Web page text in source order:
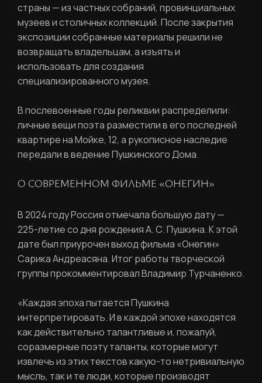
страны — из частных собраний, провинциальных
музеев и столичных коллекций. После закрытия
экспозиции собранные материалы решили не
возвращать владельцам, а изъять и
использовать для создания
специализированного музея.
В послевоенные годы реликвии распределили:
личные вещи поэта разместили в его последней
квартире на Мойке, 12, а рукописное наследие
передали в ведение Пушкинского Дома.
О СОВРЕМЕННОМ ФИЛЬМЕ «ОНЕГИН»
В 2024 году Россия отмечала большую дату —
225-летие со дня рождения А. С. Пушкина. К этой
дате был приурочен выход фильма «Онегин»
Сарика Андреасяна. Итог работы творческой
группы прокомментировал Владимир Турчаненко.
«Каждая эпоха пытается Пушкина
интерпретировать. И в каждой эпохе находятся
как действительно талантливые и, пожалуй,
соразмерные поэту таланты, которые могут
извлечь из этих текстов какую-то нетривиальную
мысль, так и те люди, которые производят